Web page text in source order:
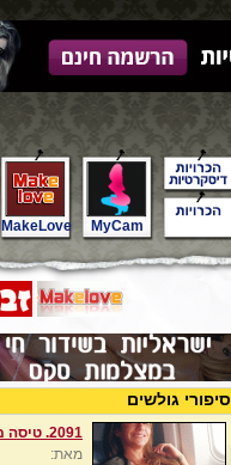
MakeLove MyCam
סיפורי גולשים
2091. טיסה מיוחדת
מאת: